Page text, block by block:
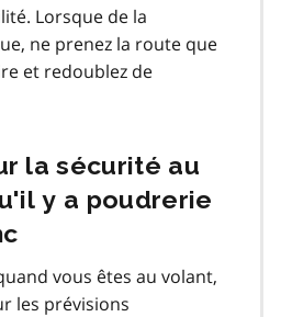
Lorsque de la
ne prenez la route que
et redoublez de
la sécurité au
y a poudrerie
vous êtes au volant,
les prévisions